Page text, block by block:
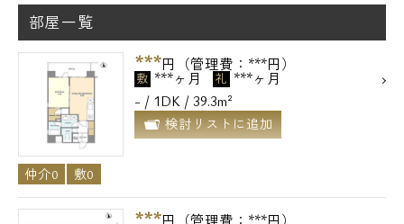
部屋一覧
***円（管理費：***円）
敷 ***ヶ月 礼 ***ヶ月
- / 1DK / 39.3m²
検討リストに追加
仲介0 敷0
***